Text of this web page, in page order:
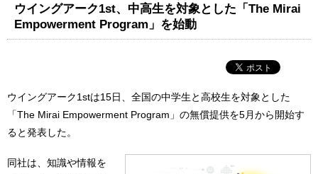
ウイングアーク1st、中高生を対象とした「The Mirai
Empowerment Program」を始動
ウイングアーク1stは15日、全国の中学生と高校生を対象とした
「The Mirai Empowerment Program」の無償提供を5月から開始す
ると発表した。
同社は、知識や情報を